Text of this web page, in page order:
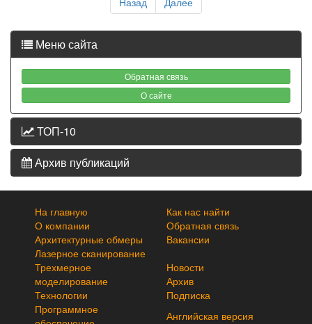
Меню сайта
Обратная связь
О сайте
ТОП-10
Архив публикаций
На главную
О компании
Архитектурные обмеры
Лазерное сканирование
Трехмерное
моделирование
Технологии
Программное
Как нас найти
Обратная связь
Вакансии
Новости
Архив
Подписка
Английская версия